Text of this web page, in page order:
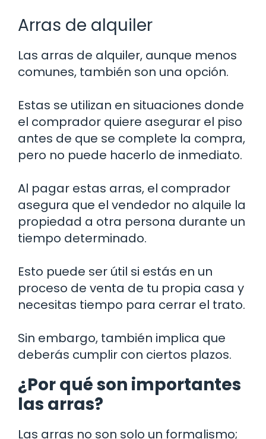
Arras de alquiler
Las arras de alquiler, aunque menos
comunes, también son una opción.
Estas se utilizan en situaciones donde
el comprador quiere asegurar el piso
antes de que se complete la compra,
pero no puede hacerlo de inmediato.
Al pagar estas arras, el comprador
asegura que el vendedor no alquile la
propiedad a otra persona durante un
tiempo determinado.
Esto puede ser útil si estás en un
proceso de venta de tu propia casa y
necesitas tiempo para cerrar el trato.
Sin embargo, también implica que
deberás cumplir con ciertos plazos.
¿Por qué son importantes
las arras?
Las arras no son solo un formalismo;